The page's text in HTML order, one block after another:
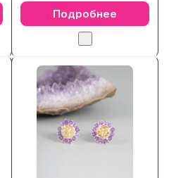
Подробнее